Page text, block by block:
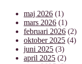
maj 2026 (1)
mars 2026 (1)
februari 2026 (2)
oktober 2025 (4)
juni 2025 (3)
april 2025 (2)